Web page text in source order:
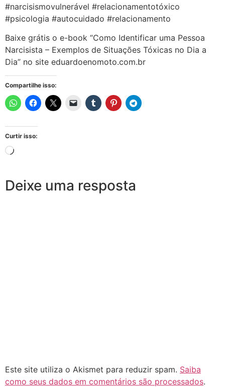
#narcisismovulnerável #relacionamentotóxico
#psicologia #autocuidado #relacionamento
Baixe grátis o e-book “Como Identificar uma Pessoa
Narcisista – Exemplos de Situações Tóxicas no Dia a
Dia” no site eduardoenomoto.com.br
Compartilhe isso:
Curtir isso:
Deixe uma resposta
Este site utiliza o Akismet para reduzir spam. Saiba
como seus dados em comentários são processados.